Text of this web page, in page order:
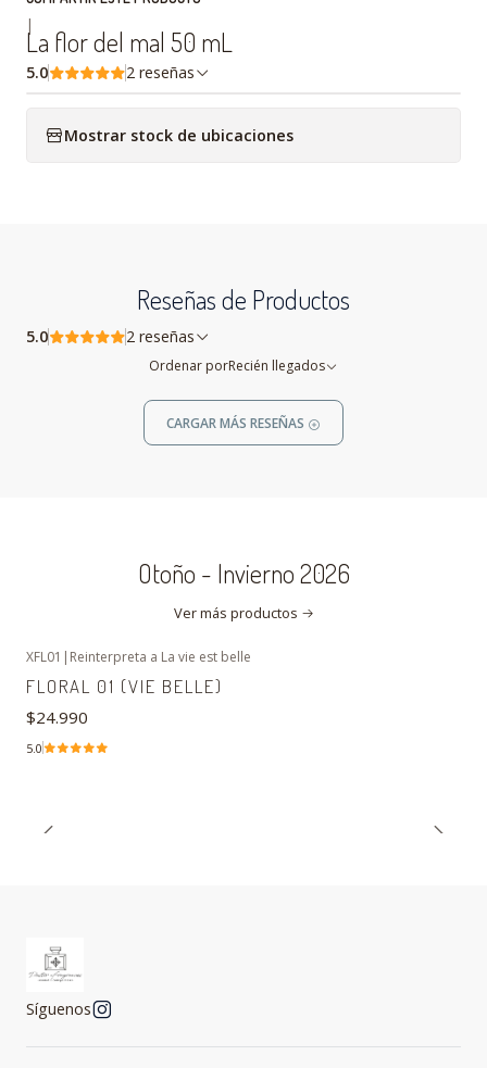
|
La flor del mal 50 mL
5.0 2 reseñas
Mostrar stock de ubicaciones
Reseñas de Productos
5.0 2 reseñas
Ordenar porRecién llegados
CARGAR MÁS RESEÑAS
Otoño - Invierno 2026
Ver más productos
XFL01 | Reinterpreta a La vie est belle
FLORAL 01 (VIE BELLE)
$24.990
5.0
Síguenos